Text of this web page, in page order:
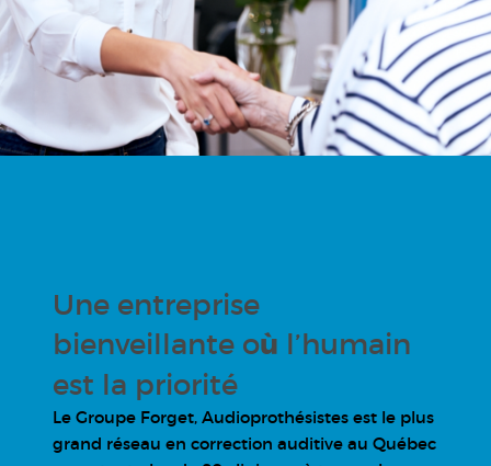
Une entreprise
bienveillante où l’humain
est la priorité
Le Groupe Forget, Audioprothésistes est le plus
grand réseau en correction auditive au Québec